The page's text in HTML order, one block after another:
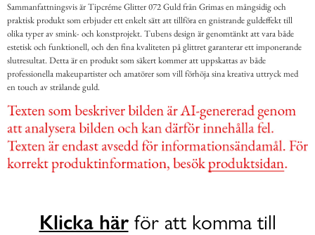
Sammanfattningsvis är Tipcréme Glitter 072 Guld från Grimas en mångsidig och
praktisk produkt som erbjuder ett enkelt sätt att tillföra en gnistrande guldeffekt till
olika typer av smink- och konstprojekt. Tubens design är genomtänkt att vara både
estetisk och funktionell, och den fina kvaliteten på glittret garanterar ett imponerande
slutresultat. Detta är en produkt som säkert kommer att uppskattas av både
professionella makeupartister och amatörer som vill förhöja sina kreativa uttryck med
en touch av strålande guld.
Klicka härför att komma till